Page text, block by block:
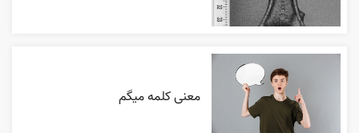
معنی کلمه میگم